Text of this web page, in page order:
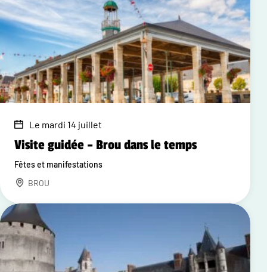
Le mardi 14 juillet
Visite guidée – Brou dans le temps
Fêtes et manifestations
BROU